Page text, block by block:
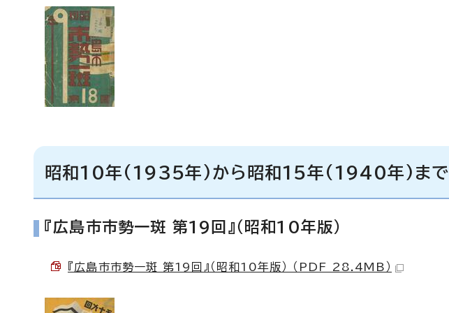
昭和10年(1935年)から昭和15年(1940年)まで
『広島市市勢一斑 第19回』（昭和10年版）
『広島市市勢一斑 第19回』（昭和10年版） （PDF 28.4MB）